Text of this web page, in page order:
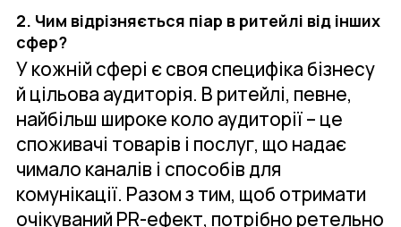
2. Чим відрізняється піар в ритейлі від інших
сфер?
У кожній сфері є своя специфіка бізнесу
й цільова аудиторія. В ритейлі, певне,
найбільш широке коло аудиторії – це
споживачі товарів і послуг, що надає
чимало каналів і способів для
комунікації. Разом з тим, щоб отримати
очікуваний PR-ефект, потрібно ретельно